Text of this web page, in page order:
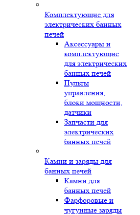
Комплектующие для
электрических банных
печей
Аксессуары и
комплектующие
для электрических
банных печей
Пульты
управления,
блоки мощности,
датчики
Запчасти для
электрических
банных печей
Камни и заряды для
банных печей
Камни для
банных печей
Фарфоровые и
чугунные заряды